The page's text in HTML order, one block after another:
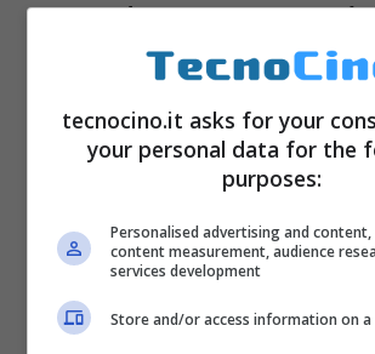
automaticamentee saranno
smartphone, tablet e Internet
realizzato uno spot dedicato a
andrà in onda dal 12 al 14
principali emittenti televisive e
tecnocino.it asks for your
your personal data for the
purposes:
Personalised advertising and
content measurement, audience
services development
Store and/or access information on a